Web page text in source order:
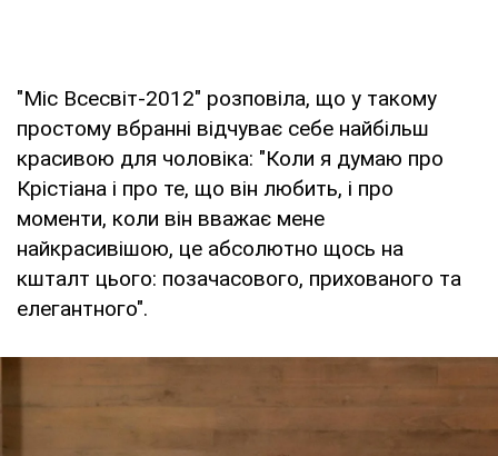
"Міс Всесвіт-2012" розповіла, що у такому
простому вбранні відчуває себе найбільш
красивою для чоловіка: "Коли я думаю про
Крістіана і про те, що він любить, і про
моменти, коли він вважає мене
найкрасивішою, це абсолютно щось на
кшталт цього: позачасового, прихованого та
елегантного".